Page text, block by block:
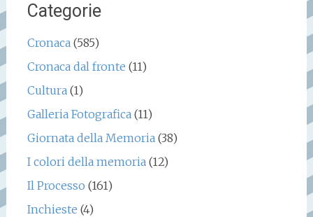
Categorie
Cronaca(585)
Cronaca dal fronte (11)
Cultura(1)
Galleria Fotografica(11)
Giornata della Memoria(38)
I colori della memoria(12)
Il Processo (161)
Inchieste (4)